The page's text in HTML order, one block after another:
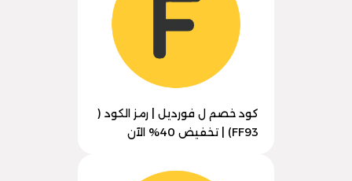
كود خصم ل فورديل | رمز الكود (
FF93) | تخفيض 40% الآن